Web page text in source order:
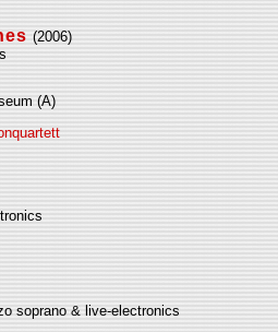
(2006)
(A)
soprano & live-electronics